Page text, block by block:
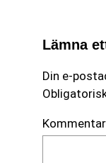
Lämna
Din e-
Kommentar